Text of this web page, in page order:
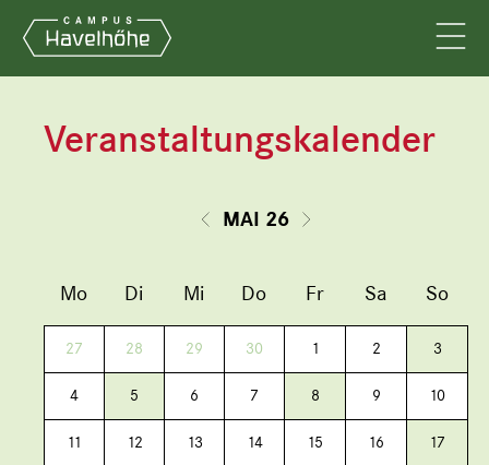
Veranstaltungskalender
MAI 26
Mo Di Mi Do Fr Sa So
27 28 29 30 1 2 3
4 5 6 7 8 9 10
11 12 13 14 15 16 17